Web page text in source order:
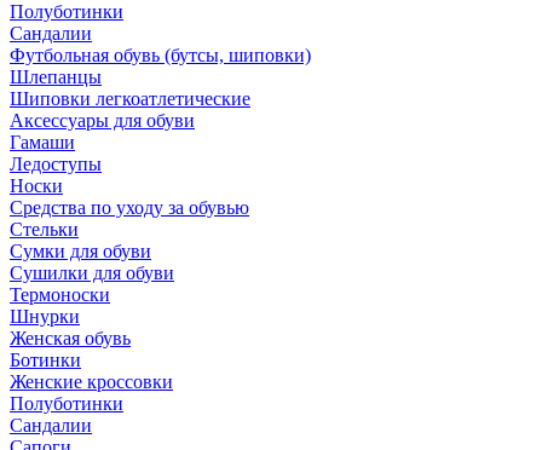
Полуботинки
Сандалии
Футбольная обувь (бутсы, шиповки)
Шлепанцы
Шиповки легкоатлетические
Аксессуары для обуви
Гамаши
Ледоступы
Носки
Средства по уходу за обувью
Стельки
Сумки для обуви
Сушилки для обуви
Термоноски
Шнурки
Женская обувь
Ботинки
Женские кроссовки
Полуботинки
Сандалии